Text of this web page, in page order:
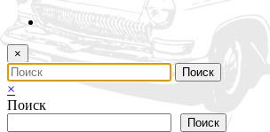
×
×
Поиск
Поиск